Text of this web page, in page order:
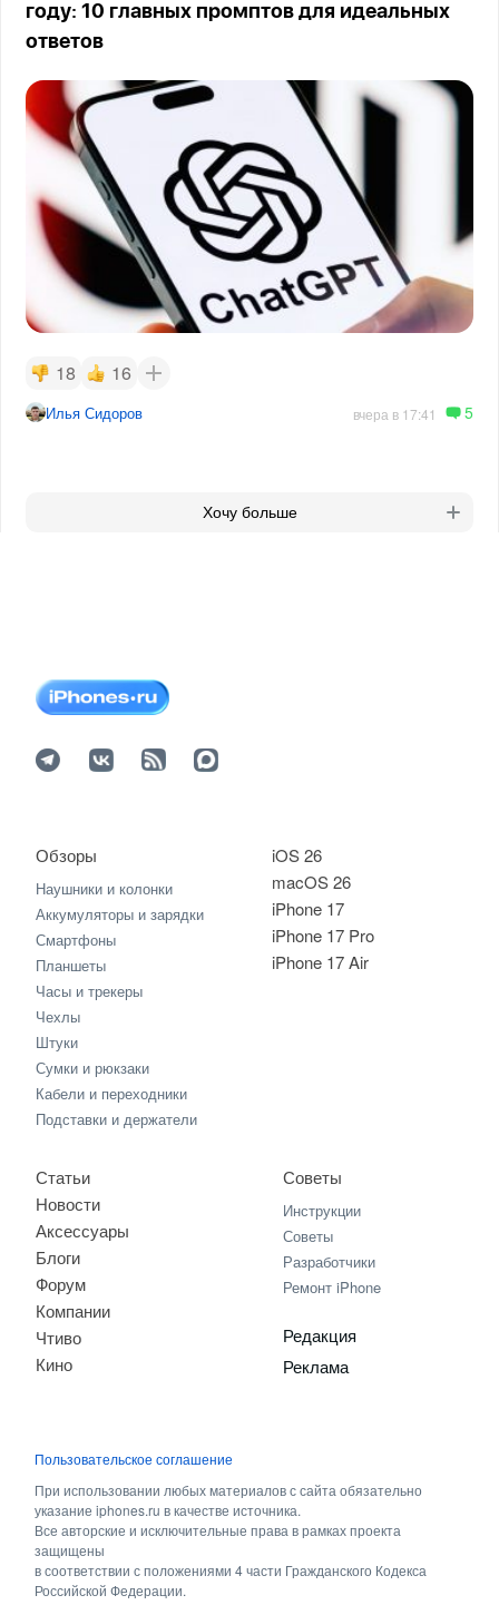
году: 10 главных промптов для идеальных
ответов
18 16
Илья Сидоров вчера в 17:41 5
Хочу больше
iOS 26
macOS 26
iPhone 17
iPhone 17 Pro
iPhone 17 Air
Обзоры
Наушники и колонки
Аккумуляторы и зарядки
Смартфоны
Планшеты
Часы и трекеры
Чехлы
Штуки
Сумки и рюкзаки
Кабели и переходники
Подставки и держатели
Статьи
Новости
Аксессуары
Блоги
Форум
Компании
Чтиво
Кино
Советы
Инструкции
Советы
Разработчики
Ремонт iPhone
Редакция
Реклама
Пользовательское соглашение
При использовании любых материалов с сайта обязательно
указание iphones.ru в качестве источника.
Все авторские и исключительные права в рамках проекта
защищены
в соответствии с положениями 4 части Гражданского Кодекса
Российской Федерации.